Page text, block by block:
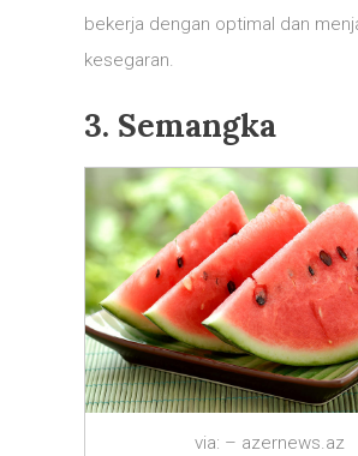
bekerja dengan optimal dan
kesegaran.
3. Semangka
via: – azernews.az